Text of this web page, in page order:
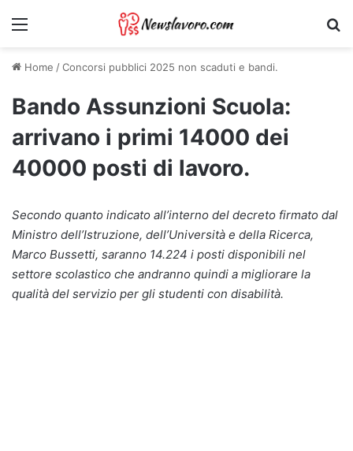
Menu
Home /Concorsi pubblici 2025 non scaduti e bandi.
Bando Assunzioni Scuola:
arrivano i primi 14000 dei
40000 posti di lavoro.
Secondo quanto indicato all’interno del decreto firmato dal
Ministro dell’Istruzione, dell’Università e della Ricerca,
Marco Bussetti, saranno 14.224 i posti disponibili nel
settore scolastico che andranno quindi a migliorare la
qualità del servizio per gli studenti con disabilità.